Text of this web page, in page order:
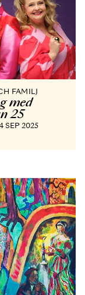
FAMILJ
med
25
SEP 2025